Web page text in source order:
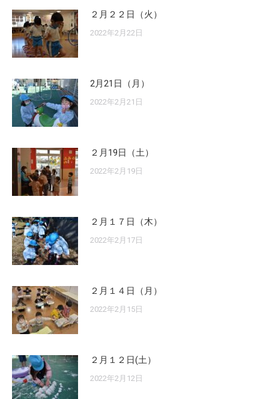
２月２２日（火）
2022年2月22日
2月21日（月）
2022年2月21日
２月19日（土）
2022年2月19日
２月１７日（木）
2022年2月17日
２月１４日（月）
2022年2月15日
２月１２日(土）
2022年2月12日